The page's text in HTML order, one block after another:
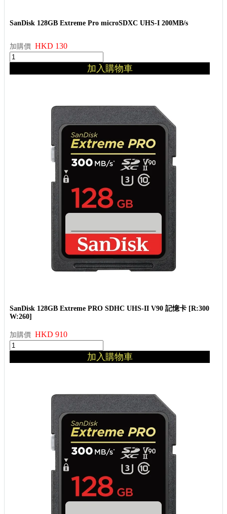
SanDisk 128GB Extreme Pro microSDXC UHS-I 200MB/s
加購價 HKD 130
加入購物車
SanDisk 128GB Extreme PRO SDHC UHS-II V90 記憶卡 [R:300
W:260]
加購價 HKD 910
加入購物車